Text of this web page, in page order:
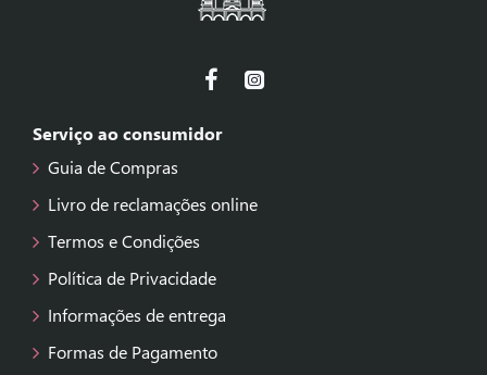
Serviço ao consumidor
Guia de Compras
Livro de reclamações online
Termos e Condições
Política de Privacidade
Informações de entrega
Formas de Pagamento